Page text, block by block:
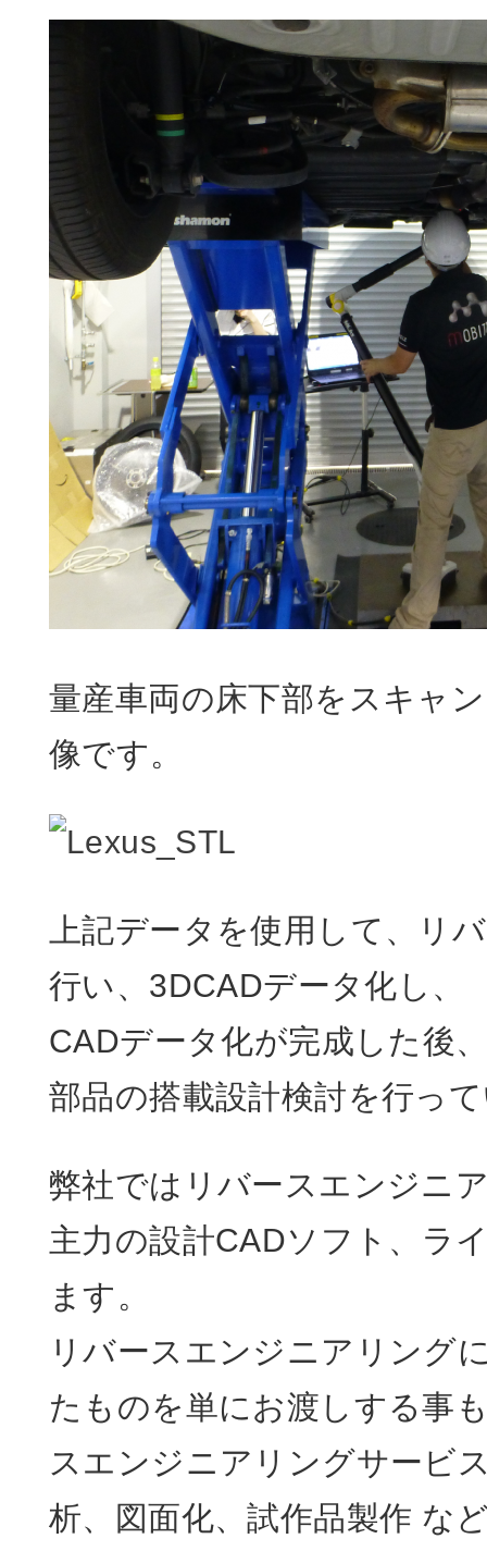
量産車両の床下部をスキャ
像です。
上記データを使用して、リ
行い、3DCADデータ化し、
CADデータ化が完成した後
部品の搭載設計検討を行っ
弊社ではリバースエンジニ
主力の設計CADソフト、ラ
ます。
リバースエンジニアリング
たものを単にお渡しする事
スエンジニアリングサービ
析、図面化、試作品製作 な